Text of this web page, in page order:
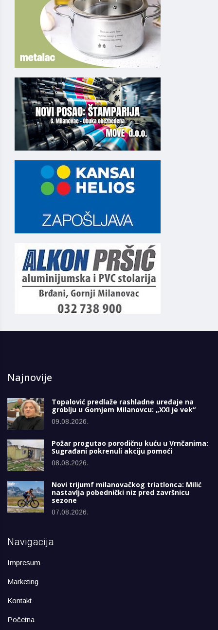
Najnovije
Topalović predlaže rashladne uređaje na
groblju u Gornjem Milanovcu: „XXI je vek“
09.08.2026.
Požar progutao porodičnu kuću u Vrnčanima:
Sugrađani pokrenuli akciju pomoći
08.08.2026.
Novi trijumf milanovačkog triatlonca: Milić
nastavlja pobednički niz pred završnicu
sezone
07.08.2026.
Navigacija
Impresum
Marketing
Kontakt
Početna